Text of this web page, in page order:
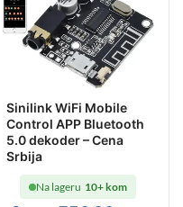
Sinilink WiFi Mobile
Control APP Bluetooth
5.0 dekoder – Cena
Srbija
Na lageru 10+ kom